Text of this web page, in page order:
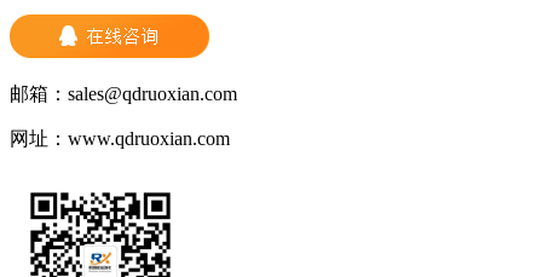
邮箱： sales@qdruoxian.com
网址： www.qdruoxian.com